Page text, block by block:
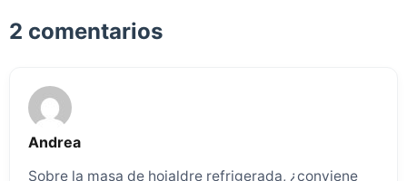
2 comentarios
Andrea
Sobre la masa de hojaldre refrigerada, ¿conviene